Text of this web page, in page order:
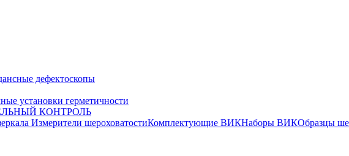
дефектоскопы
установки герметичности
КОНТРОЛЬ
Измерители шероховатостиКомплектующие ВИКНаборы ВИКОбразцы